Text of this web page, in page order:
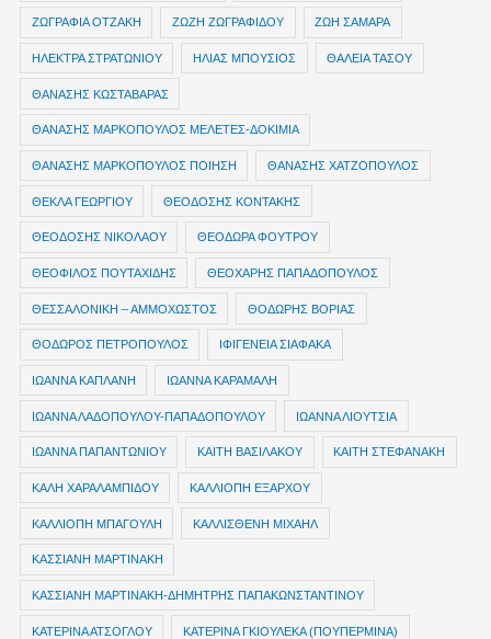
ΖΩΓΡΑΦΙΑ ΟΤΖΑΚΗ ΖΩΖΗ ΖΩΓΡΑΦΙΔΟΥ ΖΩΗ ΣΑΜΑΡΑ
ΗΛΕΚΤΡΑ ΣΤΡΑΤΩΝΙΟΥ ΗΛΙΑΣ ΜΠΟΥΣΙΟΣ ΘΑΛΕΙΑ ΤΑΣΟΥ
ΘΑΝΑΣΗΣ ΚΩΣΤΑΒΑΡΑΣ
ΘΑΝΑΣΗΣ ΜΑΡΚΟΠΟΥΛΟΣ ΜΕΛΕΤΕΣ-ΔΟΚΙΜΙΑ
ΘΑΝΑΣΗΣ ΜΑΡΚΟΠΟΥΛΟΣ ΠΟΙΗΣΗ ΘΑΝΑΣΗΣ ΧΑΤΖΟΠΟΥΛΟΣ
ΘΕΚΛΑ ΓΕΩΡΓΙΟΥ ΘΕΟΔΟΣΗΣ ΚΟΝΤΑΚΗΣ
ΘΕΟΔΟΣΗΣ ΝΙΚΟΛΑΟΥ ΘΕΟΔΩΡΑ ΦΟΥΤΡΟΥ
ΘΕΟΦΙΛΟΣ ΠΟΥΤΑΧΙΔΗΣ ΘΕΟΧΑΡΗΣ ΠΑΠΑΔΟΠΟΥΛΟΣ
ΘΕΣΣΑΛΟΝΙΚΗ – ΑΜΜΟΧΩΣΤΟΣ ΘΟΔΩΡΗΣ ΒΟΡΙΑΣ
ΘΟΔΩΡΟΣ ΠΕΤΡΟΠΟΥΛΟΣ ΙΦΙΓΕΝΕΙΑ ΣΙΑΦΑΚΑ
ΙΩΑΝΝΑ ΚΑΠΛΑΝΗ ΙΩΑΝΝΑ ΚΑΡΑΜΑΛΗ
ΙΩΑΝΝΑ ΛΑΔΟΠΟΥΛΟΥ-ΠΑΠΑΔΟΠΟΥΛΟΥ ΙΩΑΝΝΑ ΛΙΟΥΤΣΙΑ
ΙΩΑΝΝΑ ΠΑΠΑΝΤΩΝΙΟΥ ΚΑΙΤΗ ΒΑΣΙΛΑΚΟΥ ΚΑΙΤΗ ΣΤΕΦΑΝΑΚΗ
ΚΑΛΗ ΧΑΡΑΛΑΜΠΙΔΟΥ ΚΑΛΛΙΟΠΗ ΕΞΑΡΧΟΥ
ΚΑΛΛΙΟΠΗ ΜΠΑΓΟΥΛΗ ΚΑΛΛΙΣΘΕΝΗ ΜΙΧΑΗΛ
ΚΑΣΣΙΑΝΗ ΜΑΡΤΙΝΑΚΗ
ΚΑΣΣΙΑΝΗ ΜΑΡΤΙΝΑΚΗ-ΔΗΜΗΤΡΗΣ ΠΑΠΑΚΩΝΣΤΑΝΤΙΝΟΥ
ΚΑΤΕΡΙΝΑ ΑΤΣΟΓΛΟΥ ΚΑΤΕΡΙΝΑ ΓΚΙΟΥΛΕΚΑ (ΠΟΥΠΕΡΜΙΝΑ)